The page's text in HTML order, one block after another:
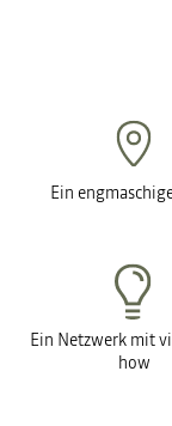
Ein
Ein Netzwerk mit
how